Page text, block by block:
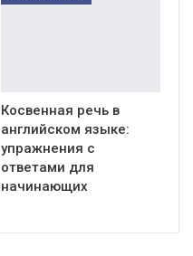
Косвенная речь в
английском языке:
упражнения с
ответами для
начинающих